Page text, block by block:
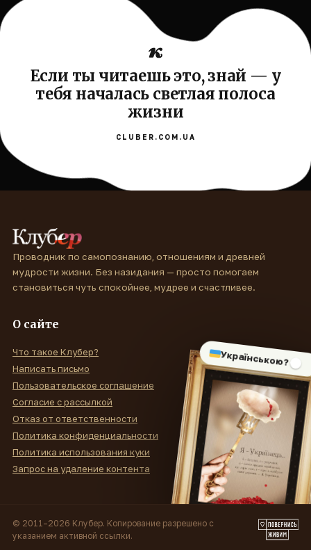
Если ты читаешь это, знай — у
тебя началась светлая полоса
жизни
CLUBER.COM.UA
Українською?
Проводник по самопознанию, отношениям и древней
мудрости жизни. Без назидания — просто помогаем
становиться чуть спокойнее, мудрее и счастливее.
О сайте
Что такое Клубер?
Написать письмо
Пользовательское соглашение
Согласие с рассылкой
Отказ от ответственности
Политика конфиденциальности
Политика использования куки
Запрос на удаление контента
© 2011–2026 Клубер. Копирование разрешено с
указанием активной ссылки.